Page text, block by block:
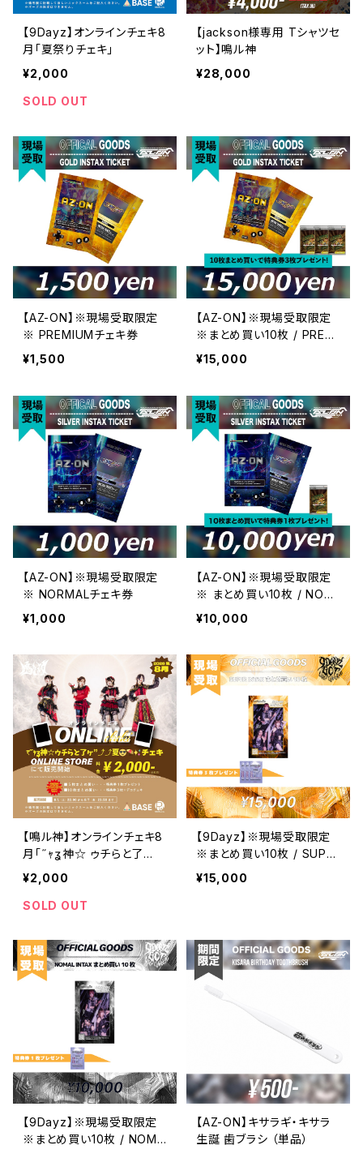
【9Dayz】オンラインチェキ8
月「夏祭りチェキ」
¥2,000
SOLD OUT
【jackson様専用 Tシャツセ
ット】鳴ル神
¥28,000
【AZ-ON】※現場受取限定
※ PREMIUMチェキ券
¥1,500
【AZ-ON】※現場受取限定
※まとめ買い10枚 / PREMI
UMチェキ券
¥15,000
【AZ-ON】※現場受取限定
※ NORMALチェキ券
¥1,000
【AZ-ON】※現場受取限定
※ まとめ買い10枚 / NOR
MALチェキ券
¥10,000
【鳴ル神】オンラインチェキ8
月「₹˝ｬʓ神☆ ゥチらと了
ヶ”⤴⤴夏〄⛱✨️チェキ」
¥2,000
SOLD OUT
【9Dayz】※現場受取限定
※まとめ買い10枚 / SUPE
R チェキ券
¥15,000
【9Dayz】※現場受取限定
※まとめ買い10枚 / NOMA
【AZ-ON】キサラギ・キサラ
生誕 歯ブラシ （単品）